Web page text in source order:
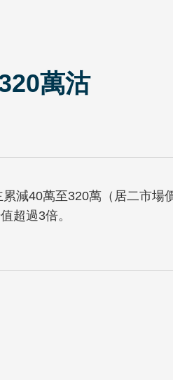
萬沽
減40萬至320萬（居二市場
超過3倍。